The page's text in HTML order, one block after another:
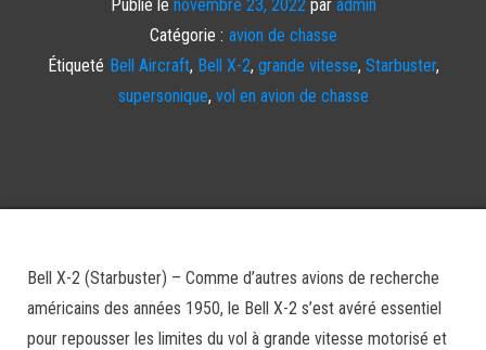
Publié le novembre 23, 2022 par admin
Catégorie : avion de chasse
Étiqueté Bell Aircraft, Bell X-2, grande vitesse, Starbuster,
supersonique, vol en avion de chasse
Bell X-2 (Starbuster) – Comme d’autres avions de recherche
américains des années 1950, le Bell X-2 s’est avéré essentiel
pour repousser les limites du vol à grande vitesse motorisé et